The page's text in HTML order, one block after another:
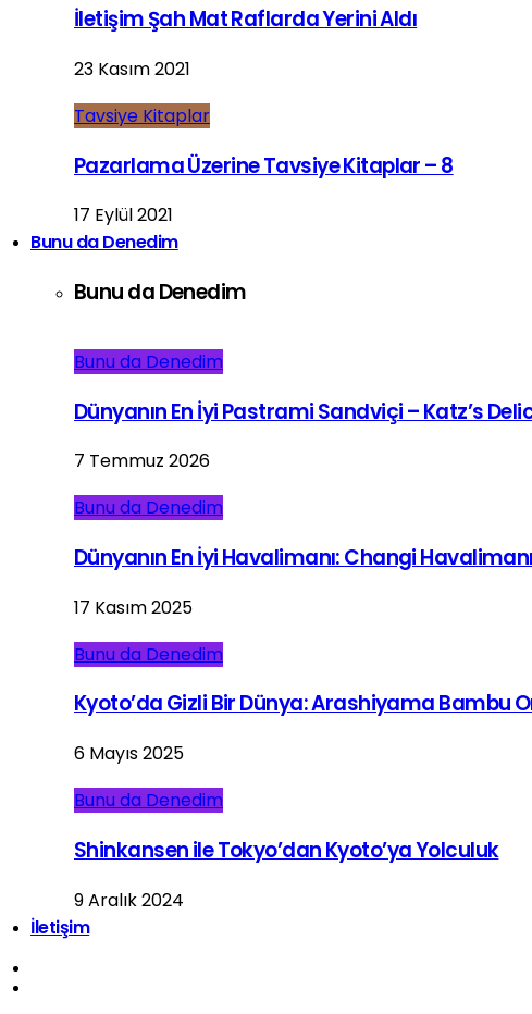
İletişim Şah Mat Raflarda Yerini Aldı
23 Kasım 2021
Tavsiye Kitaplar
Pazarlama Üzerine Tavsiye Kitaplar – 8
17 Eylül 2021
Bunu da Denedim
Bunu da Denedim
Bunu da Denedim
Dünyanın En İyi Pastrami Sandviçi – Katz’s
7 Temmuz 2026
Bunu da Denedim
Dünyanın En İyi Havalimanı: Changi Havalimanı
17 Kasım 2025
Bunu da Denedim
Kyoto’da Gizli Bir Dünya: Arashiyama Bambu
6 Mayıs 2025
Bunu da Denedim
Shinkansen ile Tokyo’dan Kyoto’ya Yolculuk
9 Aralık 2024
İletişim